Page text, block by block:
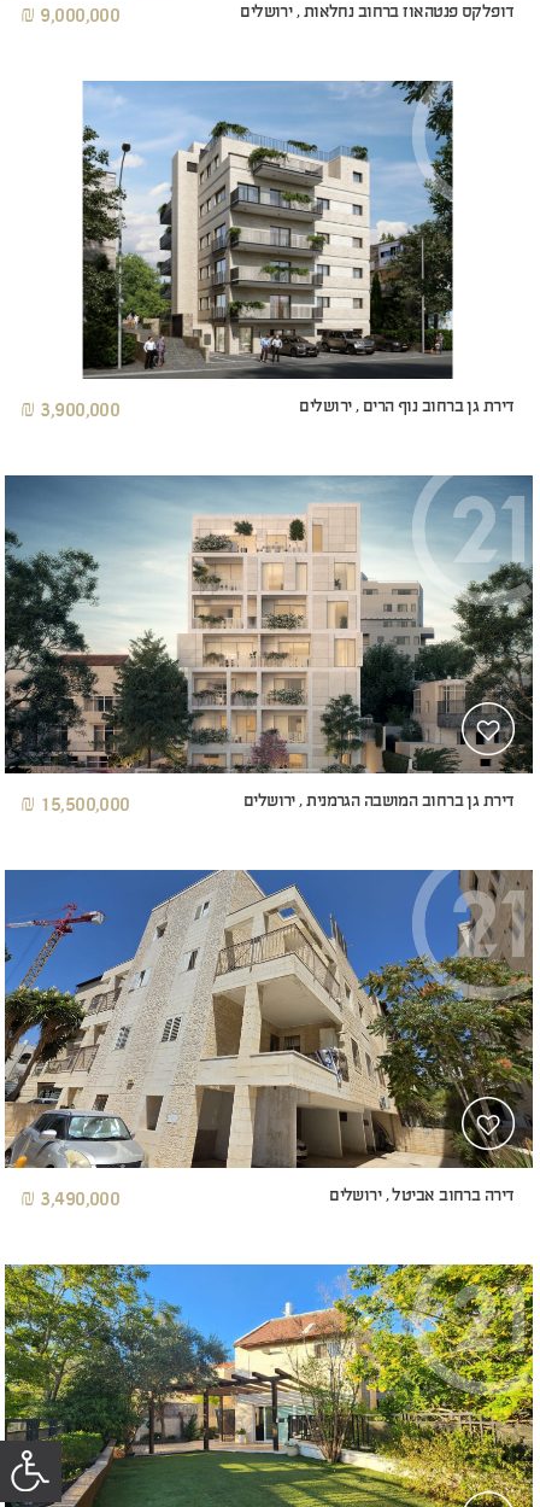
דופלקס פנטהאוז ברחוב נחלאות , ירושלים 9,000,000 ₪
דירת גן ברחוב נוף הרים , ירושלים 3,900,000 ₪
דירת גן ברחוב המושבה הגרמנית , ירושלים 15,500,000 ₪
דירה ברחוב אביטל , ירושלים 3,490,000 ₪